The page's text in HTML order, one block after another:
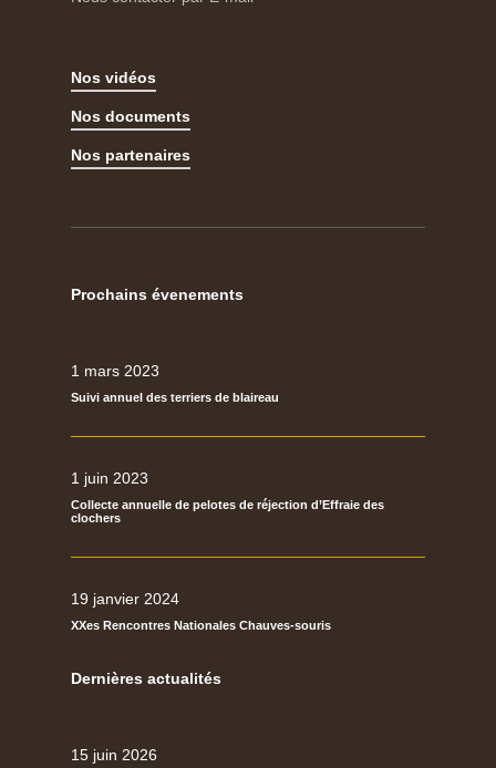
Nos vidéos
Nos documents
Nos partenaires
Prochains évenements
1 mars 2023
Suivi annuel des terriers de blaireau
1 juin 2023
Collecte annuelle de pelotes de réjection d’Effraie des
clochers
19 janvier 2024
XXes Rencontres Nationales Chauves-souris
Dernières actualités
15 juin 2026